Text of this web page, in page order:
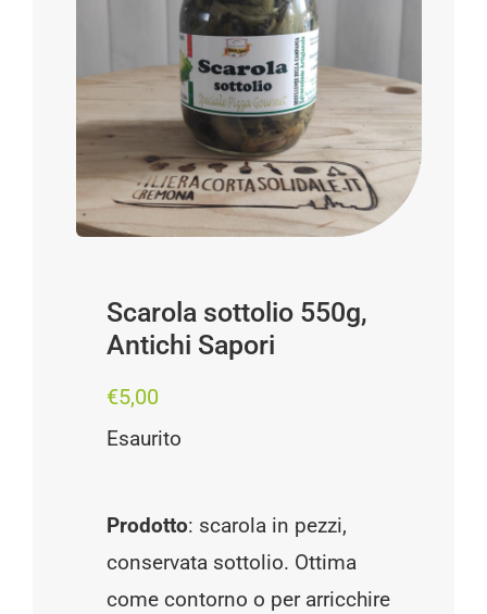
I produttori
Carrello
Scarola sottolio 550g,
Antichi Sapori
€5,00
Esaurito
Prodotto: scarola in pezzi,
conservata sottolio. Ottima
come contorno o per arricchire